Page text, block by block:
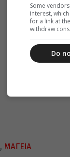
, ΜΑΓΕΙΑ
Some
interest,
for a link at
withdraw
Do